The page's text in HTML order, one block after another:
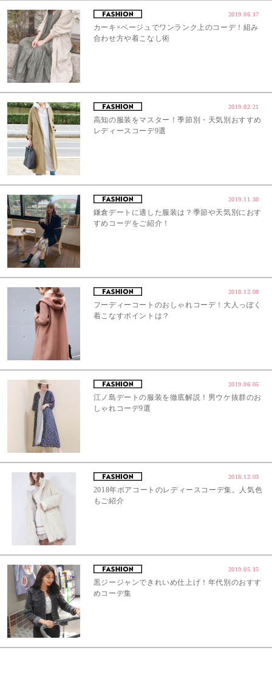
2019.06.17
カーキ×ベージュでワンランク上のコーデ！組み
合わせ方や着こなし術
2019.02.21
高知の服装をマスター！季節別・天気別おすすめ
レディースコーデ9選
2019.11.30
鎌倉デートに適した服装は？季節や天気別におす
すめコーデをご紹介！
2018.12.08
フーディーコートのおしゃれコーデ！大人っぽく
着こなすポイントは？
2019.06.05
江ノ島デートの服装を徹底解説！男ウケ抜群のお
しゃれコーデ9選
2018.12.03
2018年ボアコートのレディースコーデ集。人気色
もご紹介
2019.05.15
黒ジージャンできれいめ仕上げ！年代別のおすす
めコーデ集